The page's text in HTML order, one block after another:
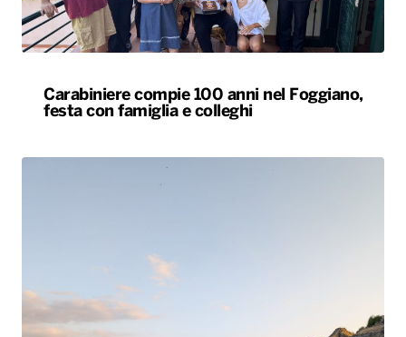
Tornano in Basilicata e ricostruiscono il loro
futuro tra natura e radici: la storia dei lucani
Giovanni ed Erica